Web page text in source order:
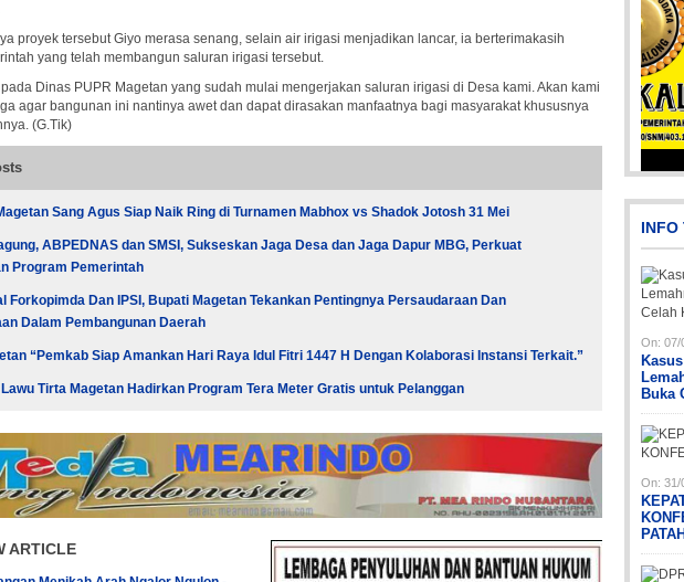
proyek tersebut Giyo merasa senang, selain air irigasi menjadikan lancar, ia berterimakasih
yang telah membangun saluran irigasi tersebut.
pada Dinas PUPR Magetan yang sudah mulai mengerjakan saluran irigasi di Desa kami. Akan kami
agar bangunan ini nantinya awet dan dapat dirasakan manfaatnya bagi masyarakat khususnya
(G.Tik)
Sang Agus Siap Naik Ring di Turnamen Mabhox vs Shadok Jotosh 31 Mei
ABPEDNAS dan SMSI, Sukseskan Jaga Desa dan Jaga Dapur MBG, Perkuat
Program Pemerintah
Forkopimda Dan IPSI, Bupati Magetan Tekankan Pentingnya Persaudaraan Dan
Dalam Pembangunan Daerah
“Pemkab Siap Amankan Hari Raya Idul Fitri 1447 H Dengan Kolaborasi Instansi Terkait.”
Tirta Magetan Hadirkan Program Tera Meter Gratis untuk Pelanggan
ARTICLE
Picsart_23-04-12_12-24-51-034
INFO
On: 07/
Buka
On: 31/
PATAH